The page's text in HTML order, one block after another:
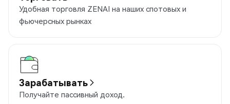
Удобная торговля ZENAI на наших спотовых и
фьючерсных рынках
Зарабатывать
Получайте пассивный доход.